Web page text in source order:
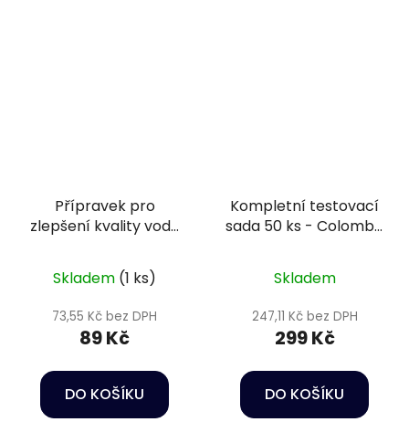
Přípravek pro
zlepšení kvality vody
- Sera Aquatan 50 ml
Skladem (1 ks)
73,55 Kč bez DPH
89 Kč
DO KOŠÍKU
Kompletní testovací
sada 50 ks - Colombo
Skladem
247,11 Kč bez DPH
299 Kč
DO KOŠÍKU